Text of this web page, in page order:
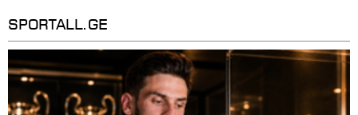
ირაკლი ფავლენიშვილი -
მხოლოდ ივანიშვილი და მისი
SPORTALL.GE